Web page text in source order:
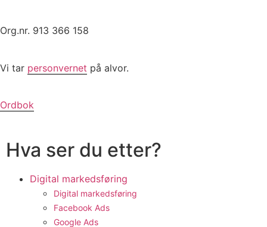
Org.nr. 913 366 158
Vi tar personvernet på alvor.
Ordbok
Hva ser du etter?
Digital markedsføring
Digital markedsføring
Facebook Ads
Google Ads